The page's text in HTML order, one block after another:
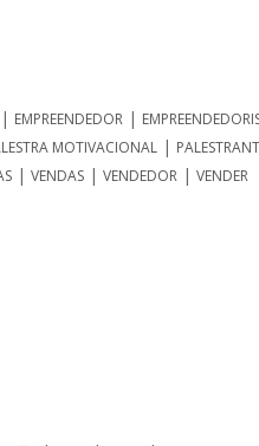
EMPREENDEDOR |
MOTIVACIONAL |
|VENDAS |VENDEDOR |VENDER